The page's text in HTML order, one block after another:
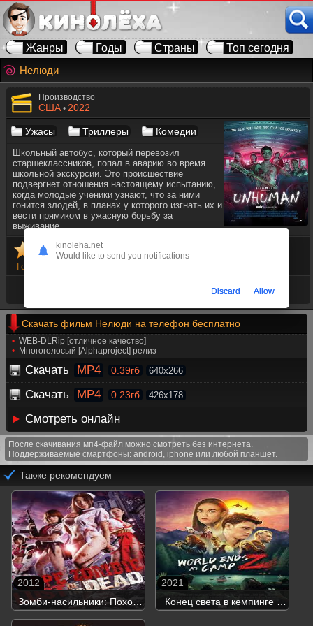
Жанры Годы Страны
Топ сегодня
Нелюди
Производство
США• 2022
Ужасы Триллеры Комедии
Школьный автобус, который перевозил
старшеклассников, попал в аварию во время
школьной экскурсии. Это происшествие
подвергнет отношения настоящему испытанию,
когда молодые ученики узнают, что за ними
гонится злодей, в планах у которого изгнать их и
вести прямиком в ужасную борьбу за
выживание.
Голосов
Скачать фильм Нелюди на телефон бесплатно
WEB-DLRip [отличное качество]
Многоголосый [Alphaproject] релиз
Скачать MP4 0.39гб 640x266
Скачать MP4 0.23гб 426x178
Смотреть онлайн
После скачивания мп4-файл можно смотреть без интернета.
Поддерживаемые смартфоны: android, iphone или любой планшет.
Также рекомендуем
Зомби-насильники: Похоть
мертвецов
2012
Конец света в кемпинге и
зомби
2021
kinoleha.net
Would like to send you notifications
Discard Allow